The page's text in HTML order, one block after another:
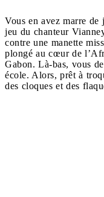
Vous en avez marre de
jeu du chanteur
contre une manette
plongé au cœur de
Gabon. Là-bas, vous
école. Alors, prêt à
des cloques et des